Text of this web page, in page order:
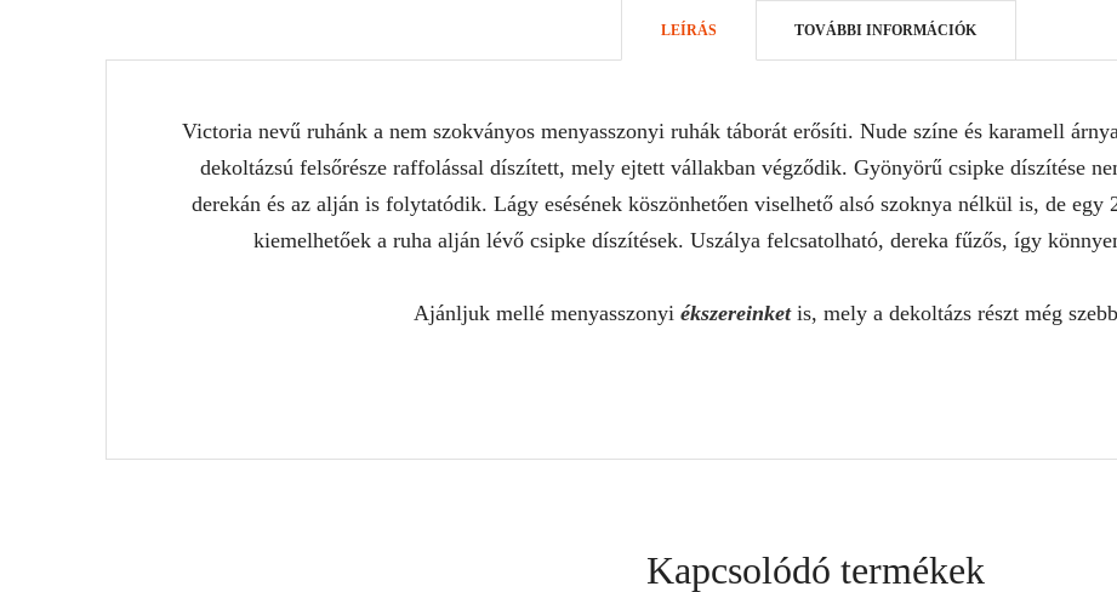
LEÍRÁS TOVÁBBI INFORMÁCIÓK
Victoria nevű ruhánk a nem szokványos menyasszonyi ruhák táborát erősíti. Nude színe és karamell
dekoltázsú felsőrésze raffolással díszített, mely ejtett vállakban végződik. Gyönyörű csipke díszítése
derekán és az alján is folytatódik. Lágy esésének köszönhetően viselhető alsó szoknya nélkül is, de egy
kiemelhetőek a ruha alján lévő csipke díszítések. Uszálya felcsatolható, dereka fűzős, így
Ajánljuk mellé menyasszonyi ékszereinketis, mely a dekoltázs részt még
Kapcsolódó termékek